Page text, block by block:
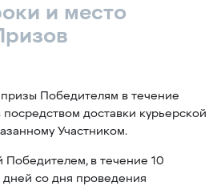
и место
Победителям в течение
доставки курьерской
Участником.
Победителем, в течение 10
дней со дня проведения